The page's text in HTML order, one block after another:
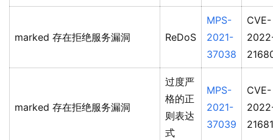
marked 存在拒绝服务漏洞 ReDoS
MPS-
2021-
37038
CVE-
marked 存在拒绝服务漏洞
过度严
格的正
则表达
式
MPS-
2021-
37039
CVE-
21681